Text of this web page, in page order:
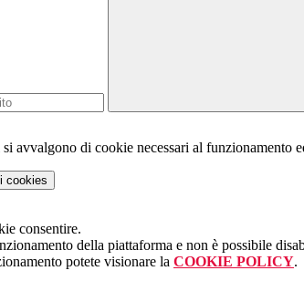
avvalgono di cookie necessari al funzionamento
i cookies
consentire.
della piattaforma e non è possibile
potete visionare la COOKIE POLICY.